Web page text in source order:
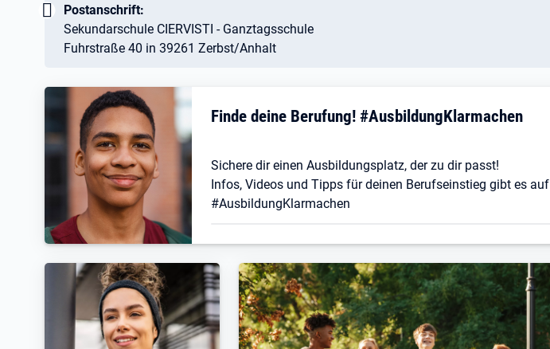
Wichtig:
Postanschrift:
Sekundarschule CIERVISTI - Ganztagsschule
Fuhrstraße 40 in 39261 Zerbst/Anhalt
Finde deine Berufung! #AusbildungKlarmachen
Sichere dir einen Ausbildungsplatz, der zu dir passt!
Infos, Videos und Tipps für deinen Berufseinstieg gibt es auf
#AusbildungKlarmachen